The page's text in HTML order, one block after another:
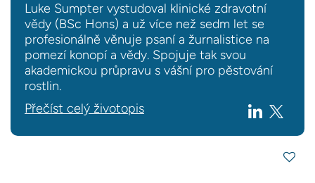
Luke Sumpter vystudoval klinické zdravotní
vědy (BSc Hons) a už více než sedm let se
profesionálně věnuje psaní a žurnalistice na
pomezí konopí a vědy. Spojuje tak svou
akademickou průpravu s vášní pro pěstování
rostlin.
Přečíst celý životopis